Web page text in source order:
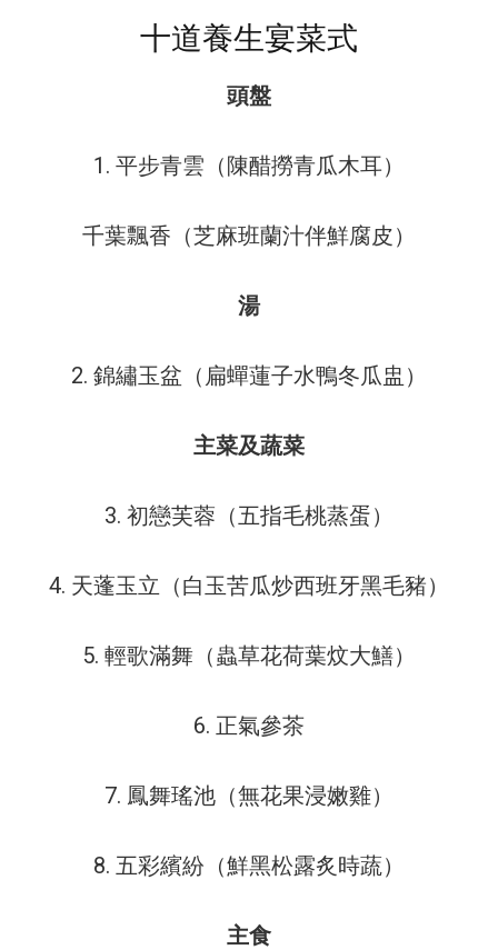
十道養生宴菜式
頭盤
1. 平步青雲（陳醋撈青瓜木耳）
千葉飄香（芝麻班蘭汁伴鮮腐皮）
湯
2. 錦繡玉盆（扁蟬蓮子水鴨冬瓜盅）
主菜及蔬菜
3. 初戀芙蓉（五指毛桃蒸蛋）
4. 天蓬玉立（白玉苦瓜炒西班牙黑毛豬）
5. 輕歌滿舞（蟲草花荷葉炆大鱔）
6. 正氣參茶
7. 鳳舞瑤池（無花果浸嫩雞）
8. 五彩繽紛（鮮黑松露炙時蔬）
主食